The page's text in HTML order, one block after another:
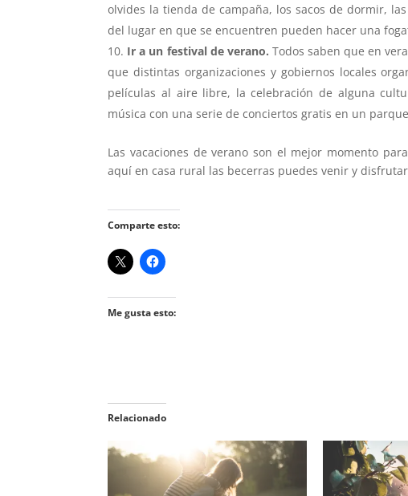
olvides la tienda de campaña, los sacos de dormir,
del lugar en que se encuentren pueden hacer una
Ir a un festival de verano. Todos saben que en
que distintas organizaciones y gobiernos locales
películas al aire libre, la celebración de alguna
música con una serie de conciertos gratis en un
Las vacaciones de verano son el mejor momento
aquí en casa rural las becerras puedes venir y
Comparte esto:
Me gusta esto:
Relacionado